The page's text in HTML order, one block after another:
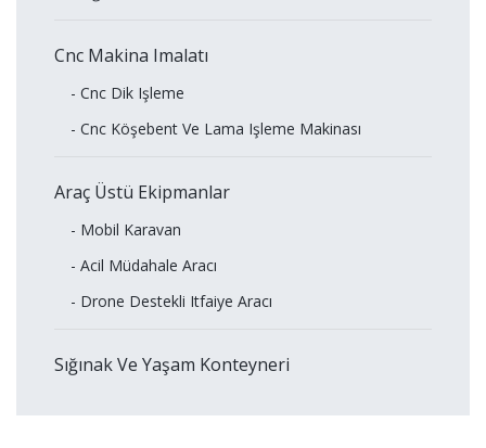
Cnc Makina Imalatı
- Cnc Dik Işleme
- Cnc Köşebent Ve Lama Işleme Makinası
Araç Üstü Ekipmanlar
- Mobil Karavan
- Acil Müdahale Aracı
- Drone Destekli Itfaiye Aracı
Sığınak Ve Yaşam Konteyneri